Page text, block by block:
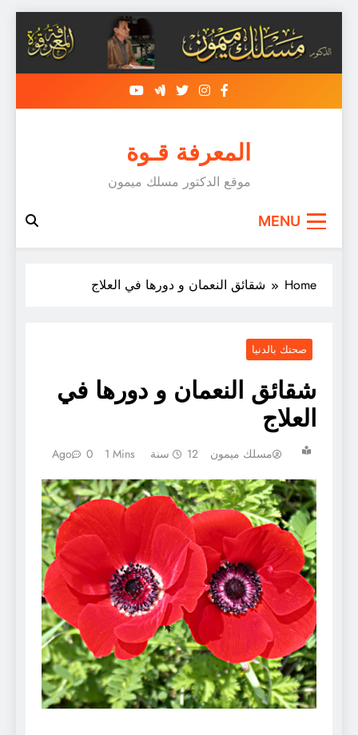
content
المعرفة قـوة
موقع الدكتور مسلك ميمون
MENU
Home شقائق النعمان و دورها في العلاج
صحتك بالدنيا
شقائق النعمان و دورها في
العلاج
مسلك ميمون 12 سنة Ago 0 1 Mins